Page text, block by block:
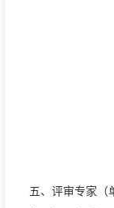
五、评审专家（